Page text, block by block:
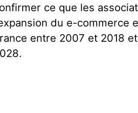
ce que les
du e-commerce
entre 2007 et 2018